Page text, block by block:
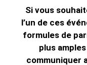
Si vous
l’un de ces
formules de
plus
communiquer